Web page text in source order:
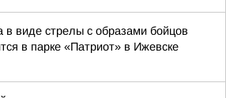
в виде стрелы с образами бойцов
в парке «Патриот» в Ижевске